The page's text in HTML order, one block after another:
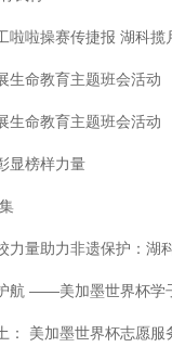
啦啦操赛传捷报 湖科揽
生命教育主题班会活动
生命教育主题班会活动
显榜样力量
力量助力非遗保护：湖
航 ——美加墨世界杯学
： 美加墨世界杯志愿